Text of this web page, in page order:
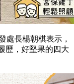
處長楊朝棋表示，
歷，好堅果的四大